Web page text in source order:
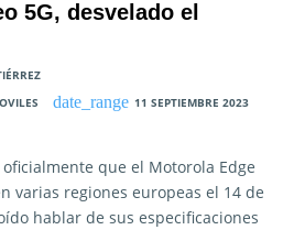
5G, desvelado el
11 SEPTIEMBRE 2023
que el Motorola Edge
varias regiones europeas el 14 de
hablar de sus especificaciones